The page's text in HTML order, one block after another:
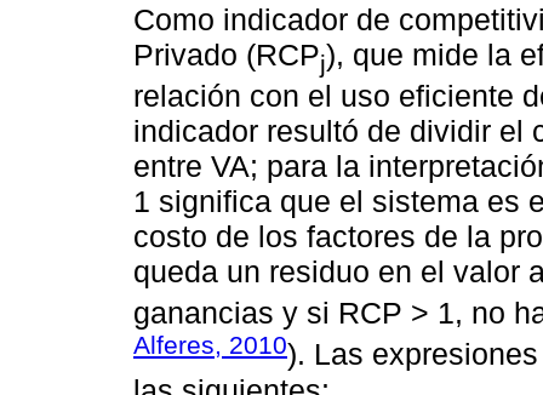
Como indicador de
Privado (RCPj), que mide la
relación con el uso eficiente
indicador resultó de dividir el
entre VA; para la
1 significa que el sistema es
costo de los factores de la
queda un residuo en el valor
ganancias y si RCP > 1, no
Alferes, 2010). Las